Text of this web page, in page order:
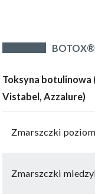
Toksyna
Vistabel, Azzalure)
Zmarszczki
Zmarszczki